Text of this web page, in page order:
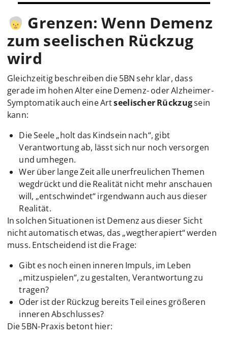
Grenzen: Wenn Demenz
zum seelischen Rückzug
wird
Gleichzeitig beschreiben die 5BN sehr klar, dass
gerade im hohen Alter eine Demenz- oder Alzheimer-
Symptomatik auch eine Artseelischer Rückzugsein
kann:
Die Seele „holt das Kindsein nach“, gibt
Verantwortung ab, lässt sich nur noch versorgen
und umhegen.
Wer über lange Zeit alle unerfreulichen Themen
wegdrückt und die Realität nicht mehr anschauen
will, „entschwindet“ irgendwann auch aus dieser
Realität.
In solchen Situationen ist Demenz aus dieser Sicht
nicht automatisch etwas, das „wegtherapiert“ werden
muss. Entscheidend ist die Frage:
Gibt es noch einen inneren Impuls, im Leben
„mitzuspielen“, zu gestalten, Verantwortung zu
tragen?
Oder ist der Rückzug bereits Teil eines größeren
inneren Abschlusses?
Die 5BN-Praxis betont hier: